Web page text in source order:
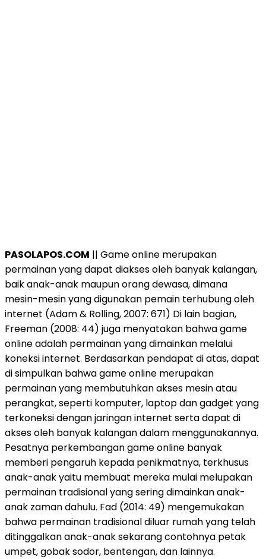
PASOLAPOS.COM || Game online merupakan
permainan yang dapat diakses oleh banyak kalangan,
baik anak-anak maupun orang dewasa, dimana
mesin-mesin yang digunakan pemain terhubung oleh
internet (Adam & Rolling, 2007: 671) Di lain bagian,
Freeman (2008: 44) juga menyatakan bahwa game
online adalah permainan yang dimainkan melalui
koneksi internet. Berdasarkan pendapat di atas, dapat
di simpulkan bahwa game online merupakan
permainan yang membutuhkan akses mesin atau
perangkat, seperti komputer, laptop dan gadget yang
terkoneksi dengan jaringan internet serta dapat di
akses oleh banyak kalangan dalam menggunakannya.
Pesatnya perkembangan game online banyak
memberi pengaruh kepada penikmatnya, terkhusus
anak-anak yaitu membuat mereka mulai melupakan
permainan tradisional yang sering dimainkan anak-
anak zaman dahulu. Fad (2014: 49) mengemukakan
bahwa permainan tradisional diluar rumah yang telah
ditinggalkan anak-anak sekarang contohnya petak
umpet, gobak sodor, bentengan, dan lainnya.